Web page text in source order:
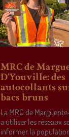
MRC de
D’Youville: des
autocollants
bacs bruns
La MRC de
a utiliser les réseaux
informer la